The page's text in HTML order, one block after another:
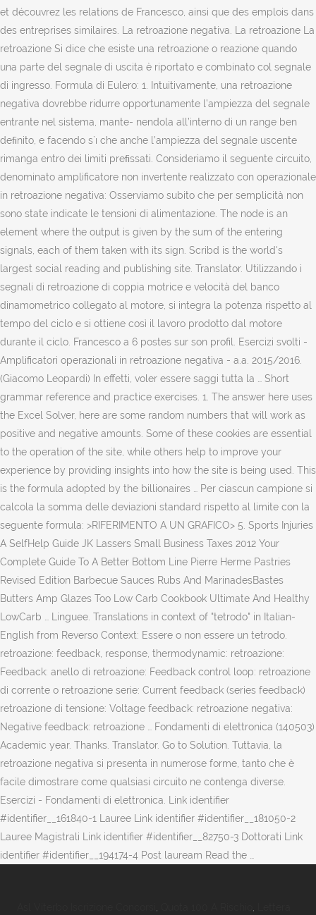
et découvrez les relations de Francesco, ainsi que des emplois dans
des entreprises similaires. La retroazione negativa. La retroazione La
retroazione Si dice che esiste una retroazione o reazione quando
una parte del segnale di uscita è riportato e combinato col segnale
di ingresso. Formula di Eulero: 1. Intuitivamente, una retroazione
negativa dovrebbe ridurre opportunamente l’ampiezza del segnale
entrante nel sistema, mante- nendola all’interno di un range ben
deﬁnito, e facendo s`ı che anche l’ampiezza del segnale uscente
rimanga entro dei limiti preﬁssati. Consideriamo il seguente circuito,
denominato amplificatore non invertente realizzato con operazionale
in retroazione negativa: Osserviamo subito che per semplicità non
sono state indicate le tensioni di alimentazione. The node is an
element where the output is given by the sum of the entering
signals, each of them taken with its sign. Scribd is the world's
largest social reading and publishing site. Translator. Utilizzando i
segnali di retroazione di coppia motrice e velocità del banco
dinamometrico collegato al motore, si integra la potenza rispetto al
tempo del ciclo e si ottiene così il lavoro prodotto dal motore
durante il ciclo. Francesco a 6 postes sur son profil. Esercizi svolti -
Amplificatori operazionali in retroazione negativa - a.a. 2015/2016.
(Giacomo Leopardi) In effetti, voler essere saggi tutta la … Short
grammar reference and practice exercises. 1. The answer here uses
the Excel Solver, here are some random numbers that will work as
positive and negative amounts. Some of these cookies are essential
to the operation of the site, while others help to improve your
experience by providing insights into how the site is being used. This
is the formula adopted by the billionaires … Per ciascun campione si
calcola la somma delle deviazioni standard rispetto al limite con la
seguente formula: >RIFERIMENTO A UN GRAFICO> 5. Sports Injuries
A SelfHelp Guide JK Lassers Small Business Taxes 2012 Your
Complete Guide To A Better Bottom Line Pierre Herme Pastries
Revised Edition Barbecue Sauces Rubs And MarinadesBastes
Butters Amp Glazes Too Low Carb Cookbook Ultimate And Healthy
LowCarb … Linguee. Translations in context of "tetrodo" in Italian-
English from Reverso Context: Essere o non essere un tetrodo.
retroazione: feedback, response, thermodynamic: retroazione:
Feedback: anello di retroazione: Feedback control loop: retroazione
di corrente o retroazione serie: Current feedback (series feedback)
retroazione di tensione: Voltage feedback: retroazione negativa:
Negative feedback: retroazione … Fondamenti di elettronica (140503)
Academic year. Thanks. Translator. Go to Solution. Tuttavia, la
retroazione negativa si presenta in numerose forme, tanto che è
facile dimostrare come qualsiasi circuito ne contenga diverse.
Esercizi - Fondamenti di elettronica. Link identifier
#identifier__161840-1 Lauree Link identifier #identifier__181050-2
Lauree Magistrali Link identifier #identifier__82750-3 Dottorati Link
identifier #identifier__194174-4 Post lauream Read the …